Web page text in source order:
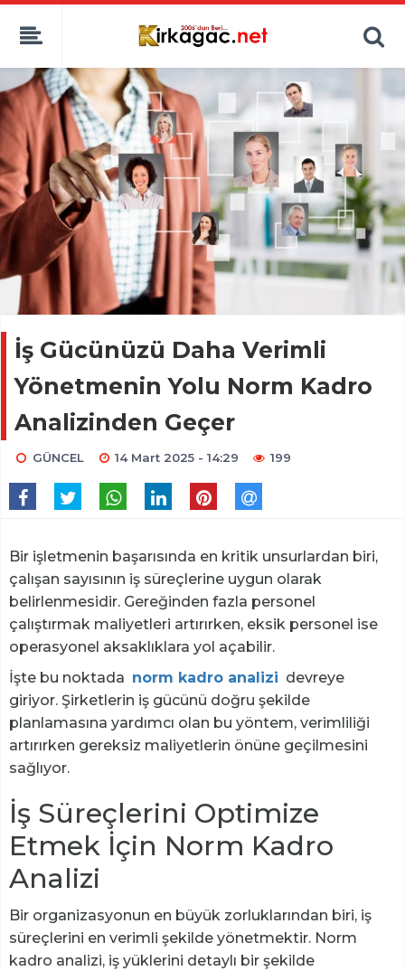
İş Gücünüzü Daha Verimli
Yönetmenin Yolu Norm Kadro
Analizinden Geçer
GÜNCEL 14 Mart 2025 - 14:29 199
Bir işletmenin başarısında en kritik unsurlardan biri,
çalışan sayısının iş süreçlerine uygun olarak
belirlenmesidir. Gereğinden fazla personel
çalıştırmak maliyetleri artırırken, eksik personel ise
operasyonel aksaklıklara yol açabilir.
İşte bu noktada norm kadro analizi devreye
giriyor. Şirketlerin iş gücünü doğru şekilde
planlamasına yardımcı olan bu yöntem, verimliliği
artırırken gereksiz maliyetlerin önüne geçilmesini
sağlıyor.
İş Süreçlerini Optimize
Etmek İçin Norm Kadro
Analizi
Bir organizasyonun en büyük zorluklarından biri, iş
süreçlerini en verimli şekilde yönetmektir. Norm
kadro analizi, iş yüklerini detaylı bir şekilde